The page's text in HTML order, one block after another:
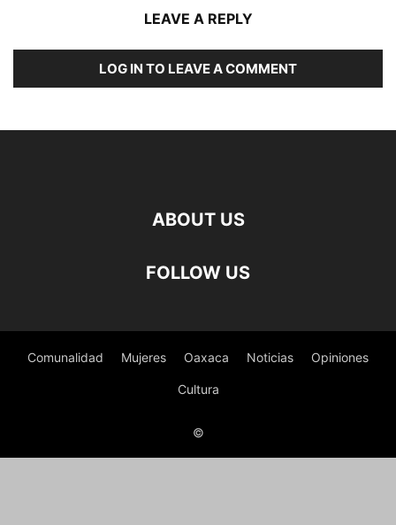
LEAVE A REPLY
LOG IN TO LEAVE A COMMENT
ABOUT US
FOLLOW US
Comunalidad Mujeres Oaxaca Noticias Opiniones
Cultura
©